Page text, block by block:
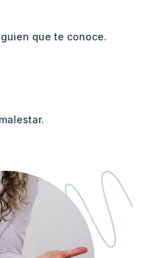
que te conoce.